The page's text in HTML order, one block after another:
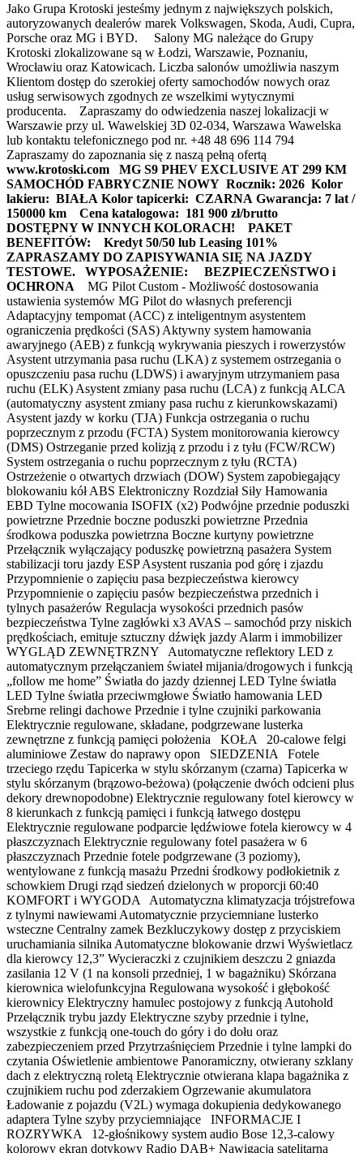
Jako Grupa Krotoski jesteśmy jednym z największych polskich,
autoryzowanych dealerów marek Volkswagen, Skoda, Audi, Cupra,
Porsche oraz MG i BYD. Salony MG należące do Grupy
Krotoski zlokalizowane są w Łodzi, Warszawie, Poznaniu,
Wrocławiu oraz Katowicach. Liczba salonów umożliwia naszym
Klientom dostęp do szerokiej oferty samochodów nowych oraz
usług serwisowych zgodnych ze wszelkimi wytycznymi
producenta. Zapraszamy do odwiedzenia naszej lokalizacji w
Warszawie przy ul. Wawelskiej 3D 02-034, Warszawa Wawelska
lub kontaktu telefonicznego pod nr. +48 48 696 114 794
Zapraszamy do zapoznania się z naszą pełną ofertą
www.krotoski.com
MG S9 PHEV EXCLUSIVE AT 299 KM
SAMOCHÓD FABRYCZNIE NOWY Rocznik: 2026 Kolor
lakieru: BIAŁA Kolor tapicerki: CZARNA Gwarancja: 7 lat /
150000 km
Cena katalogowa: 181 900 zł/brutto
DOSTĘPNY W INNYCH KOLORACH!
PAKET
BENEFITÓW:
Kredyt 50/50 lub Leasing 101%
ZAPRASZAMY DO ZAPISYWANIA SIĘ NA JAZDY
TESTOWE.
WYPOSAŻENIE:
BEZPIECZEŃSTWO i
OCHRONA MG Pilot Custom - Możliwość dostosowania
ustawienia systemów MG Pilot do własnych preferencji
Adaptacyjny tempomat (ACC) z inteligentnym asystentem
ograniczenia prędkości (SAS) Aktywny system hamowania
awaryjnego (AEB) z funkcją wykrywania pieszych i rowerzystów
Asystent utrzymania pasa ruchu (LKA) z systemem ostrzegania o
opuszczeniu pasa ruchu (LDWS) i awaryjnym utrzymaniem pasa
ruchu (ELK) Asystent zmiany pasa ruchu (LCA) z funkcją ALCA
(automatyczny asystent zmiany pasa ruchu z kierunkowskazami)
Asystent jazdy w korku (TJA) Funkcja ostrzegania o ruchu
poprzecznym z przodu (FCTA) System monitorowania kierowcy
(DMS) Ostrzeganie przed kolizją z przodu i z tyłu (FCW/RCW)
System ostrzegania o ruchu poprzecznym z tyłu (RCTA)
Ostrzeżenie o otwartych drzwiach (DOW) System zapobiegający
blokowaniu kół ABS Elektroniczny Rozdział Siły Hamowania
EBD Tylne mocowania ISOFIX (x2) Podwójne przednie poduszki
powietrzne Przednie boczne poduszki powietrzne Przednia
środkowa poduszka powietrzna Boczne kurtyny powietrzne
Przełącznik wyłączający poduszkę powietrzną pasażera System
stabilizacji toru jazdy ESP Asystent ruszania pod górę i zjazdu
Przypomnienie o zapięciu pasa bezpieczeństwa kierowcy
Przypomnienie o zapięciu pasów bezpieczeństwa przednich i
tylnych pasażerów Regulacja wysokości przednich pasów
bezpieczeństwa Tylne zagłówki x3 AVAS – samochód przy niskich
prędkościach, emituje sztuczny dźwięk jazdy Alarm i immobilizer
WYGLĄD ZEWNĘTRZNY Automatyczne reflektory LED z
automatycznym przełączaniem świateł mijania/drogowych i funkcją
„follow me home” Światła do jazdy dziennej LED Tylne światła
LED Tylne światła przeciwmgłowe Światło hamowania LED
Srebrne relingi dachowe Przednie i tylne czujniki parkowania
Elektrycznie regulowane, składane, podgrzewane lusterka
zewnętrzne z funkcją pamięci położenia KOŁA 20-calowe felgi
aluminiowe Zestaw do naprawy opon SIEDZENIA Fotele
trzeciego rzędu Tapicerka w stylu skórzanym (czarna) Tapicerka w
stylu skórzanym (brązowo-beżowa) (połączenie dwóch odcieni plus
dekory drewnopodobne) Elektrycznie regulowany fotel kierowcy w
8 kierunkach z funkcją pamięci i funkcją łatwego dostępu
Elektrycznie regulowane podparcie lędźwiowe fotela kierowcy w 4
płaszczyznach Elektrycznie regulowany fotel pasażera w 6
płaszczyznach Przednie fotele podgrzewane (3 poziomy),
wentylowane z funkcją masażu Przedni środkowy podłokietnik z
schowkiem Drugi rząd siedzeń dzielonych w proporcji 60:40
KOMFORT i WYGODA Automatyczna klimatyzacja trójstrefowa
z tylnymi nawiewami Automatycznie przyciemniane lusterko
wsteczne Centralny zamek Bezkluczykowy dostęp z przyciskiem
uruchamiania silnika Automatyczne blokowanie drzwi Wyświetlacz
dla kierowcy 12,3” Wycieraczki z czujnikiem deszczu 2 gniazda
zasilania 12 V (1 na konsoli przedniej, 1 w bagażniku) Skórzana
kierownica wielofunkcyjna Regulowana wysokość i głębokość
kierownicy Elektryczny hamulec postojowy z funkcją Autohold
Przełącznik trybu jazdy Elektryczne szyby przednie i tylne,
wszystkie z funkcją one-touch do góry i do dołu oraz
zabezpieczeniem przed Przytrzaśnięciem Przednie i tylne lampki do
czytania Oświetlenie ambientowe Panoramiczny, otwierany szklany
dach z elektryczną roletą Elektrycznie otwierana klapa bagażnika z
czujnikiem ruchu pod zderzakiem Ogrzewanie akumulatora
Ładowanie z pojazdu (V2L) wymaga dokupienia dedykowanego
adaptera Tylne szyby przyciemniające INFORMACJE I
ROZRYWKA 12-głośnikowy system audio Bose 12,3-calowy
kolorowy ekran dotykowy Radio DAB+ Nawigacja satelitarna